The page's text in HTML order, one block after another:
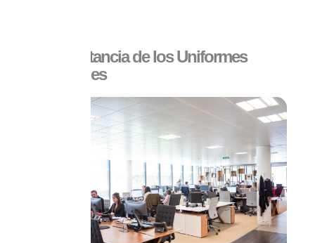
La importancia de los Uniformes
Industriales